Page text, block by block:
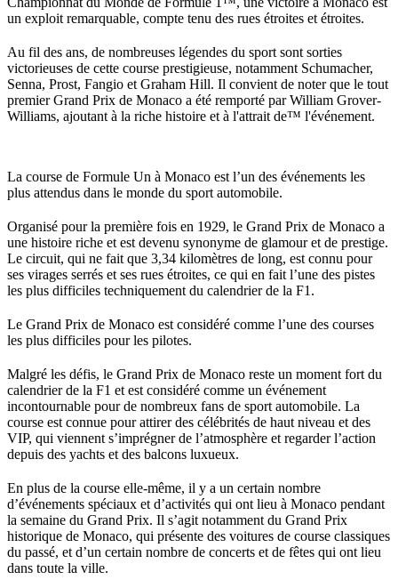
un exploit remarquable, compte tenu des rues étroites et étroites.
Au fil des ans, de nombreuses légendes du sport sont sorties
victorieuses de cette course prestigieuse, notamment Schumacher,
Senna, Prost, Fangio et Graham Hill. Il convient de noter que le tout
premier Grand Prix de Monaco a été remporté par William Grover-
Williams, ajoutant à la riche histoire et à l'attrait de™ l'événement.
La course de Formule Un à Monaco est l’un des événements les
plus attendus dans le monde du sport automobile.
Organisé pour la première fois en 1929, le Grand Prix de Monaco a
une histoire riche et est devenu synonyme de glamour et de prestige.
Le circuit, qui ne fait que 3,34 kilomètres de long, est connu pour
ses virages serrés et ses rues étroites, ce qui en fait l’une des pistes
les plus difficiles techniquement du calendrier de la F1.
Le Grand Prix de Monaco est considéré comme l’une des courses
les plus difficiles pour les pilotes.
Malgré les défis, le Grand Prix de Monaco reste un moment fort du
calendrier de la F1 et est considéré comme un événement
incontournable pour de nombreux fans de sport automobile. La
course est connue pour attirer des célébrités de haut niveau et des
VIP, qui viennent s’imprégner de l’atmosphère et regarder l’action
depuis des yachts et des balcons luxueux.
En plus de la course elle-même, il y a un certain nombre
d’événements spéciaux et d’activités qui ont lieu à Monaco pendant
la semaine du Grand Prix. Il s’agit notamment du Grand Prix
historique de Monaco, qui présente des voitures de course classiques
du passé, et d’un certain nombre de concerts et de fêtes qui ont lieu
dans toute la ville.